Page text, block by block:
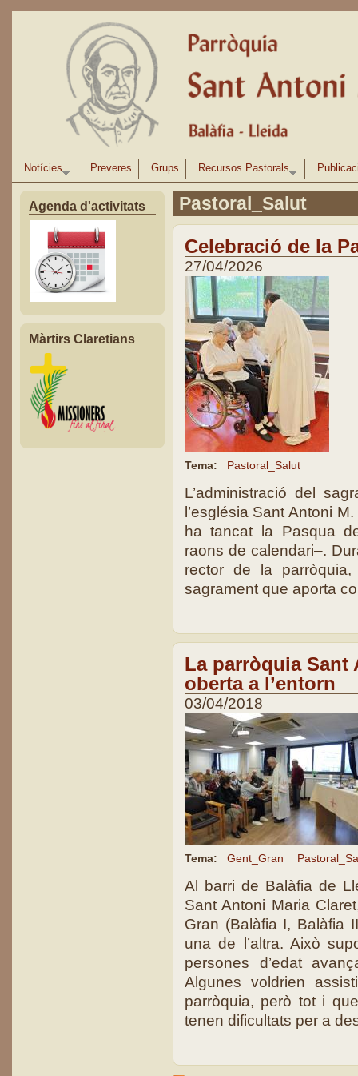
Notícies Preveres Grups Recursos Pastorals
Agenda d'activitats
Màrtirs Claretians
Pastoral_Salut
Celebració de la
27/04/2026
Tema: Pastoral_Salut
L’administració del
l’església Sant Antoni
ha tancat la Pasqua
raons de calendari–.
rector de la
sagrament que aporta
La parròquia Sant
oberta a l’entorn
03/04/2018
Tema: Gent_Gran
Al barri de Balàfia de
Sant Antoni Maria
Gran (Balàfia I, Balàfia
una de l’altra. Això
persones d’edat
Algunes voldrien
parròquia, però tot i
tenen dificultats per a